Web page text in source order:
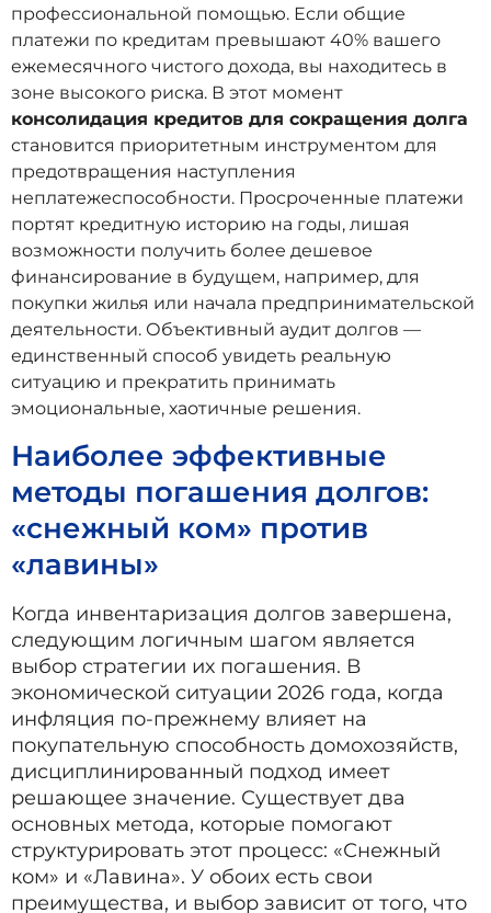
профессиональной помощью. Если общие
платежи по кредитам превышают 40% вашего
ежемесячного чистого дохода, вы находитесь в
зоне высокого риска. В этот момент
консолидация кредитов для сокращения долга
становится приоритетным инструментом для
предотвращения наступления
неплатежеспособности. Просроченные платежи
портят кредитную историю на годы, лишая
возможности получить более дешевое
финансирование в будущем, например, для
покупки жилья или начала предпринимательской
деятельности. Объективный аудит долгов —
единственный способ увидеть реальную
ситуацию и прекратить принимать
эмоциональные, хаотичные решения.
Наиболее эффективные
методы погашения долгов:
«снежный ком» против
«лавины»
Когда инвентаризация долгов завершена,
следующим логичным шагом является
выбор стратегии их погашения. В
экономической ситуации 2026 года, когда
инфляция по-прежнему влияет на
покупательную способность домохозяйств,
дисциплинированный подход имеет
решающее значение. Существует два
основных метода, которые помогают
структурировать этот процесс: «Снежный
ком» и «Лавина». У обоих есть свои
преимущества, и выбор зависит от того, что